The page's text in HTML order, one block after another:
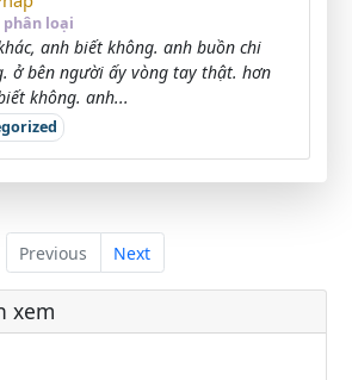
phân loại
anh biết không. anh buồn chi
ở bên người ấy vòng tay thật. hơn
không. anh...
Previous Next
xem